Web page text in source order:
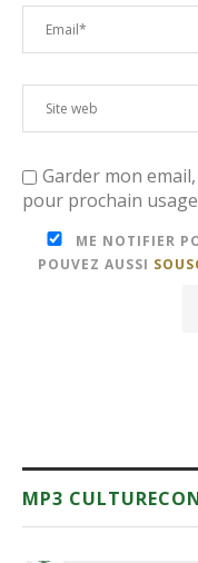
Garder mon
pour prochain usage
ME NOTIFIER
POUVEZ AUSSI
MP3